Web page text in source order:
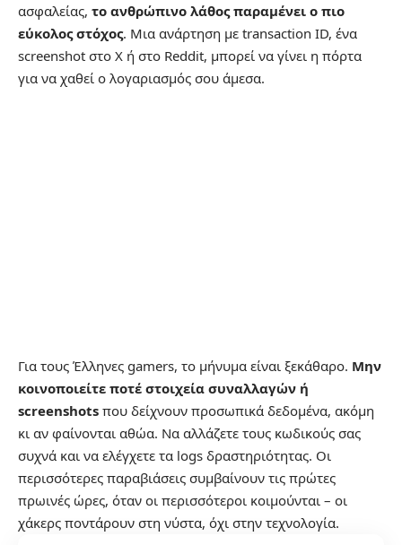
ασφαλείας, το ανθρώπινο λάθος παραμένει ο πιο
εύκολος στόχος. Μια ανάρτηση με transaction ID, ένα
screenshot στο X ή στο Reddit, μπορεί να γίνει η πόρτα
για να χαθεί ο λογαριασμός σου άμεσα.
Για τους Έλληνες gamers, το μήνυμα είναι ξεκάθαρο. Μην
κοινοποιείτε ποτέ στοιχεία συναλλαγών ή
screenshots που δείχνουν προσωπικά δεδομένα, ακόμη
κι αν φαίνονται αθώα. Να αλλάζετε τους κωδικούς σας
συχνά και να ελέγχετε τα logs δραστηριότητας. Οι
περισσότερες παραβιάσεις συμβαίνουν τις πρώτες
πρωινές ώρες, όταν οι περισσότεροι κοιμούνται – οι
χάκερς ποντάρουν στη νύστα, όχι στην τεχνολογία.